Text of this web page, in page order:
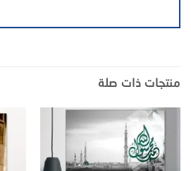
منتجات ذات صلة